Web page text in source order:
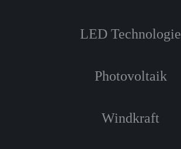
LED Technologie
Photovoltaik
Windkraft